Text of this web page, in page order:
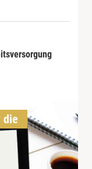
die